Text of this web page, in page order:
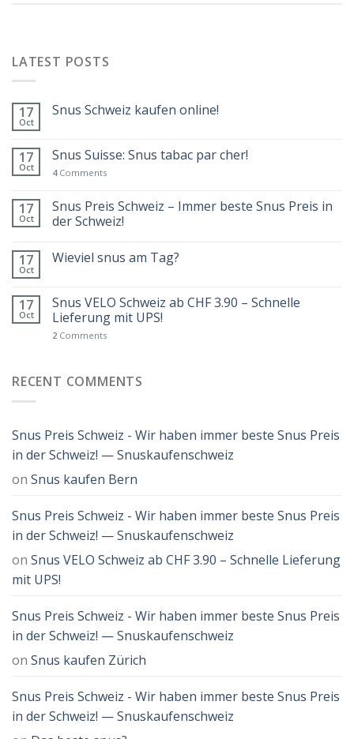
LATEST POSTS
17
Oct
Snus Schweiz kaufen online!
17
Oct
Snus Suisse: Snus tabac par cher!
4Comments
17
Oct
Snus Preis Schweiz – Immer beste Snus Preis in
der Schweiz!
17
Oct
Wieviel snus am Tag?
17
Oct
Snus VELO Schweiz ab CHF 3.90 – Schnelle
Lieferung mit UPS!
2 Comments
RECENT COMMENTS
Snus Preis Schweiz - Wir haben immer beste Snus Preis
in der Schweiz! — Snuskaufenschweiz
on Snus kaufen Bern
Snus Preis Schweiz - Wir haben immer beste Snus Preis
in der Schweiz! — Snuskaufenschweiz
on Snus VELO Schweiz ab CHF 3.90 – Schnelle Lieferung
mit UPS!
Snus Preis Schweiz - Wir haben immer beste Snus Preis
in der Schweiz! — Snuskaufenschweiz
on Snus kaufen Zürich
Snus Preis Schweiz - Wir haben immer beste Snus Preis
in der Schweiz! — Snuskaufenschweiz